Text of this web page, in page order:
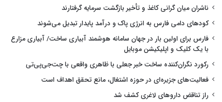
ناشران میان گرانی کاغذ و تأخیر بازگشت سرمایه گرفتارند
کودهای دامی فارس به انرژی پاک و درآمد پایدار تبدیل می‌شوند
فارس برای اولین بار در جهان سامانه هوشمند آبیاری ساخت/ آبیاری مزارع
با یک کلیک و اپلیکیشن موبایل
رکورد نگران‌کننده ساخت خبر جعلی با ظاهری واقعی با چت‌جی‌پی‌تی
فعالیت‌های جزیره‌ای در حوزه اشتغال، مانع تحقق اهداف است
راز تناقض داروهای لاغری کشف شد